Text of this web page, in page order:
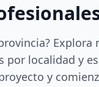
por localidad y
y